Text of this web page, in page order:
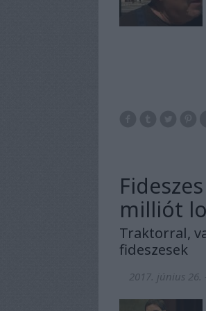
milliót
Traktorral,
fideszesek
2017. június 26.